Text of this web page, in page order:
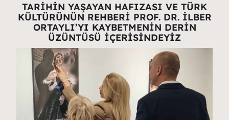
TARİHİN YAŞAYAN HAFIZASI VE TÜRK
KÜLTÜRÜNÜN REHBERİ PROF. DR. İLBER
ORTAYLI’YI KAYBETMENİN DERİN
ÜZÜNTÜSÜ İÇERİSİNDEYİZ